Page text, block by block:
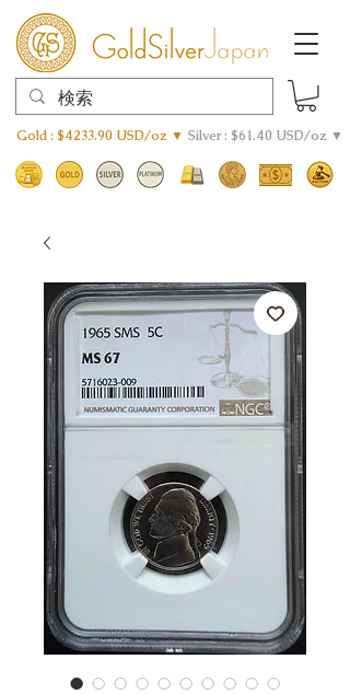
Gold : $4233.90 USD/oz ▼ Silver : $61.40 USD/oz ▼